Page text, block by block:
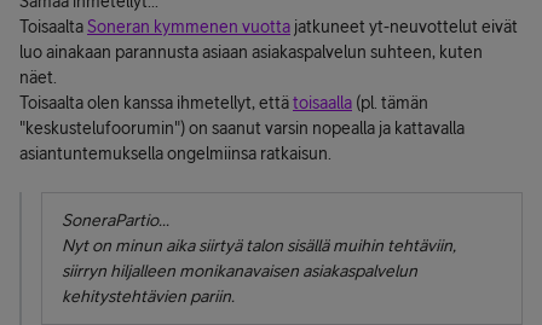
ToisaaltaSoneran kymmenen vuotta jatkuneet yt-neuvottelut eivät
luo ainakaan parannusta asiaan asiakaspalvelun suhteen, kuten
näet.
Toisaalta olen kanssa ihmetellyt, ettätoisaalla (pl. tämän
"keskustelufoorumin") on saanut varsin nopealla ja kattavalla
asiantuntemuksella ongelmiinsa ratkaisun.
SoneraPartio...
Nyt on minun aika siirtyä talon sisällä muihin tehtäviin,
siirryn hiljalleen monikanavaisen asiakaspalvelun
kehitystehtävien pariin.